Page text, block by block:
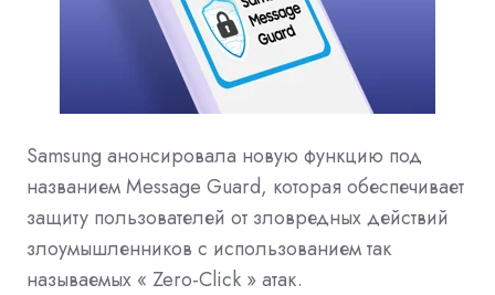
Samsung анонсировала новую функцию под
названием Message Guard, которая обеспечивает
защиту пользователей от зловредных действий
злоумышленников с использованием так
называемых « Zero-Click » атак.